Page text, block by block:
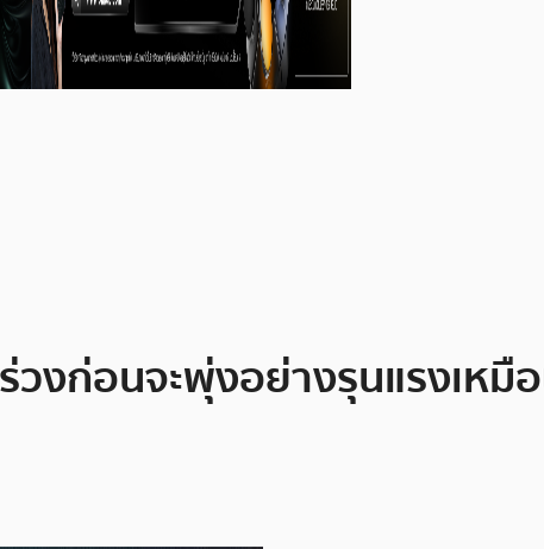
วงก่อนจะพุ่งอย่างรุนแรงเห